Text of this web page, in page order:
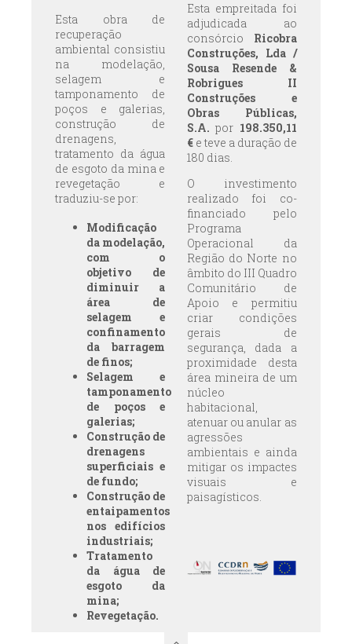
Esta obra de
recuperação
ambiental consistiu
na modelação,
selagem e
tamponamento de
poços e galerias,
construção de
drenagens,
tratamento da água
de esgoto da mina e
revegetação e
traduziu-se por:
Modificação
da modelação,
com o
objetivo de
diminuir a
área de
selagem e
confinamento
da barragem
de finos;
Selagem e
tamponamento
de poços e
galerias;
Construção de
drenagens
superficiais e
de fundo;
Construção de
entaipamentos
nos edifícios
industriais;
Tratamento
da água de
esgoto da
mina;
Revegetação.
Esta empreitada foi
adjudicada ao
consórcio Ricobra
Construções, Lda /
Sousa Resende &
Robrigues II
Construções e
Obras Públicas,
S.A. por 198.350,11
€e teve a duração de
180 dias.
O investimento
realizado foi co-
financiado pelo
Programa
Operacional da
Região do Norte no
âmbito do III Quadro
Comunitário de
Apoio e permitiu
criar condições
gerais de
segurança, dada a
proximidade desta
área mineira de um
núcleo
habitacional,
atenuar ou anular as
agressões
ambientais e ainda
mitigar os impactes
visuais e
paisagísticos.